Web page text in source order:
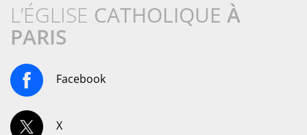
L’ÉGLISE CATHOLIQUE À
PARIS
Facebook
X